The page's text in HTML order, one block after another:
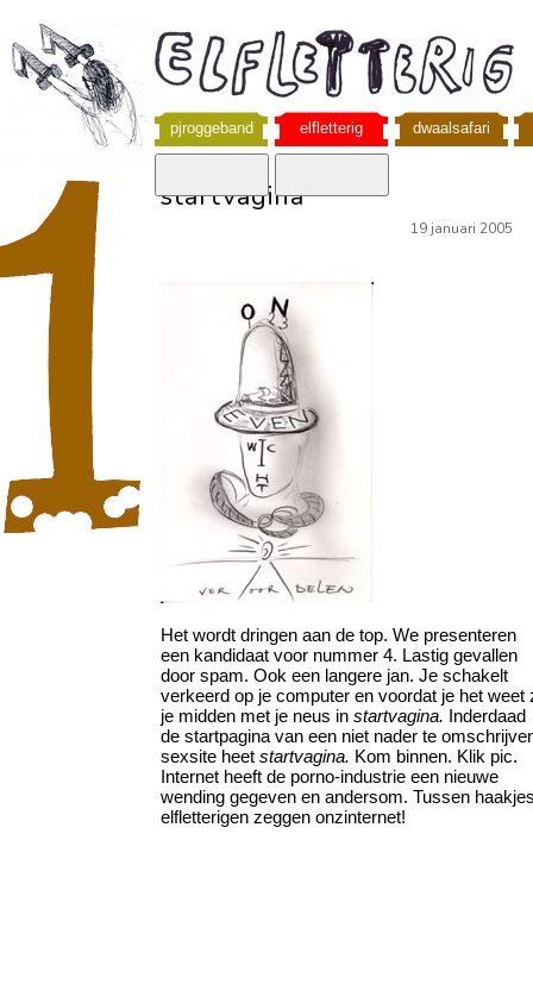
pjroggeband elfletterig dwaalsafari
startvagina
19 januari 2005
Het wordt dringen aan de top. We presenteren
een kandidaat voor nummer 4. Lastig gevallen
door spam. Ook een langere jan. Je schakelt
verkeerd op je computer en voordat je het weet
je midden met je neus in startvagina. Inderdaad
de startpagina van een niet nader te
sexsite heet startvagina. Kom binnen. Klik pic.
Internet heeft de porno-industrie een nieuwe
wending gegeven en andersom. Tussen
elfletterigen zeggen onzinternet!